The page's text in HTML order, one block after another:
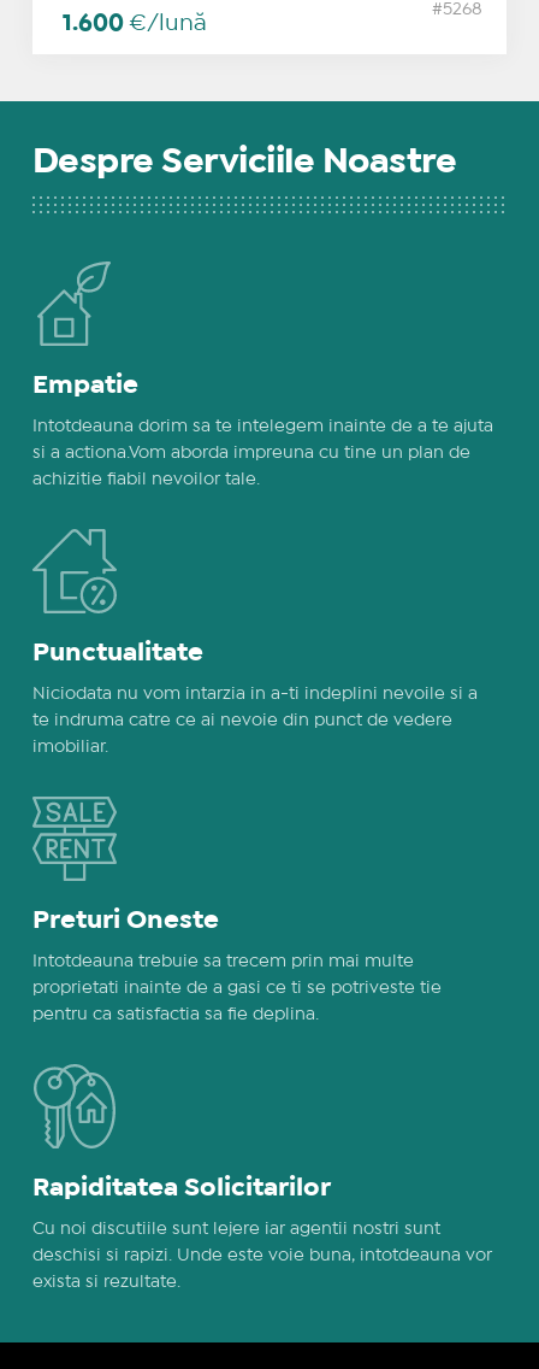
1.600 €/lună
#5268
Despre Serviciile Noastre
Empatie
Intotdeauna dorim sa te intelegem inainte de a te ajuta
si a actiona.Vom aborda impreuna cu tine un plan de
achizitie fiabil nevoilor tale.
Punctualitate
Niciodata nu vom intarzia in a-ti indeplini nevoile si a
te indruma catre ce ai nevoie din punct de vedere
imobiliar.
Preturi Oneste
Intotdeauna trebuie sa trecem prin mai multe
proprietati inainte de a gasi ce ti se potriveste tie
pentru ca satisfactia sa fie deplina.
Rapiditatea Solicitarilor
Cu noi discutiile sunt lejere iar agentii nostri sunt
deschisi si rapizi. Unde este voie buna, intotdeauna vor
exista si rezultate.